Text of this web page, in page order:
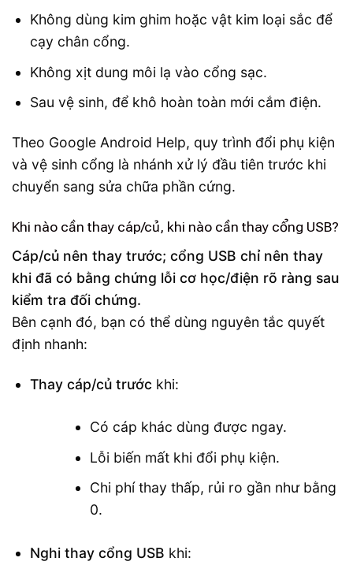
Không dùng kim ghim hoặc vật kim loại sắc để
cạy chân cổng.
Không xịt dung môi lạ vào cổng sạc.
Sau vệ sinh, để khô hoàn toàn mới cắm điện.
Theo Google Android Help, quy trình đổi phụ kiện
và vệ sinh cổng là nhánh xử lý đầu tiên trước khi
chuyển sang sửa chữa phần cứng.
Khi nào cần thay cáp/củ, khi nào cần thay cổng USB?
Cáp/củ nên thay trước; cổng USB chỉ nên thay
khi đã có bằng chứng lỗi cơ học/điện rõ ràng sau
kiểm tra đối chứng.
Bên cạnh đó, bạn có thể dùng nguyên tắc quyết
định nhanh:
Thay cáp/củ trước khi:
Có cáp khác dùng được ngay.
Lỗi biến mất khi đổi phụ kiện.
Chi phí thay thấp, rủi ro gần như bằng
0.
Nghi thay cổng USB khi: